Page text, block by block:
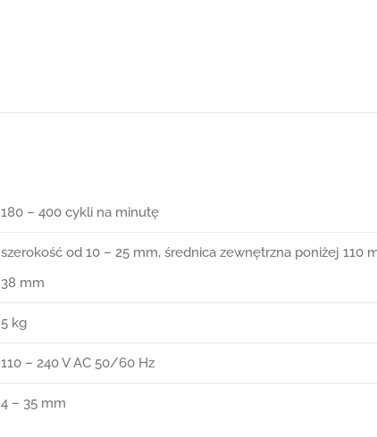
180 – 400 cykli na minutę
szerokość od 10 – 25 mm, średnica zewnętrzna poniżej 110
38 mm
5 kg
110 – 240 V AC 50/60 Hz
4 – 35 mm